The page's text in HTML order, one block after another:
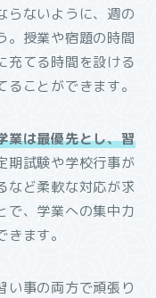
らないように、週の
。授業や宿題の時間
充てる時間を設ける
ことができます。
業は最優先とし、習
期試験や学校行事が
など柔軟な対応が求
で、学業への集中力
ます。
い事の両方で頑張り